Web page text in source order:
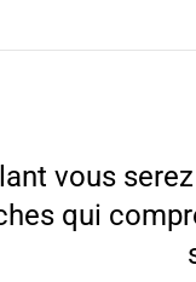
vous
qui